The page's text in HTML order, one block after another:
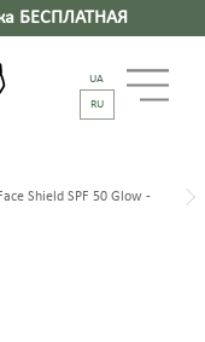
БЕСПЛАТНАЯ
UA
RU
Shield SPF 50 Glow -